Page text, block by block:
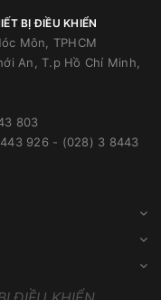
BỊ ĐIỀU KHIỂN
Môn, TPHCM
An, T.p Hồ Chí Minh,
803
926 - (028) 3 8443